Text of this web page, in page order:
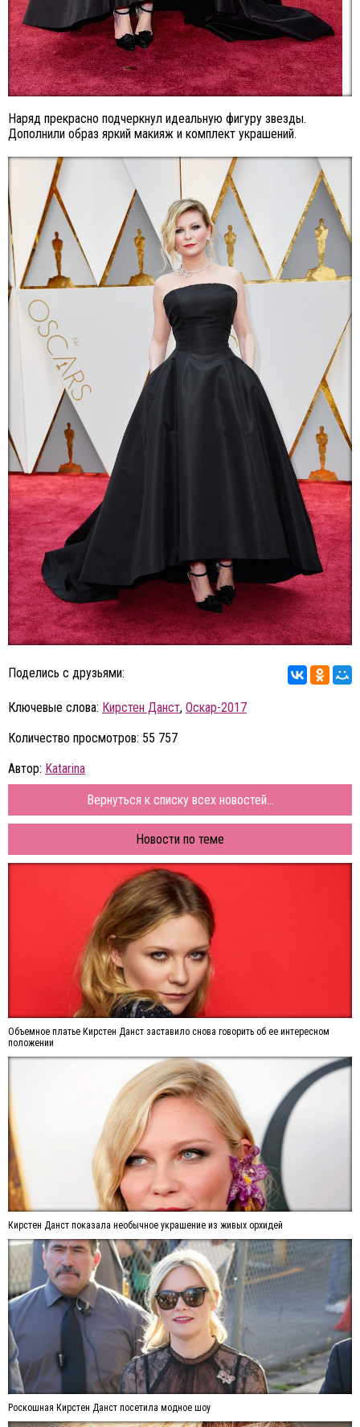
Наряд прекрасно подчеркнул идеальную фигуру звезды.
Дополнили образ яркий макияж и комплект украшений.
Поделись с друзьями:
Ключевые слова: Кирстен Данст, Оскар-2017
Количество просмотров: 55 757
Автор: Katarina
Вернуться к списку всех новостей...
Новости по теме
Объемное платье Кирстен Данст заставило снова говорить об ее интересном
положении
Кирстен Данст показала необычное украшение из живых орхидей
Роскошная Кирстен Данст посетила модное шоу